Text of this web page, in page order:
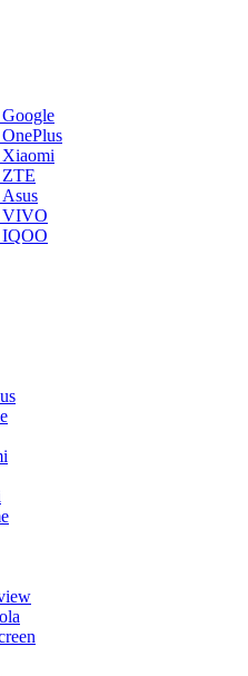
VIVO